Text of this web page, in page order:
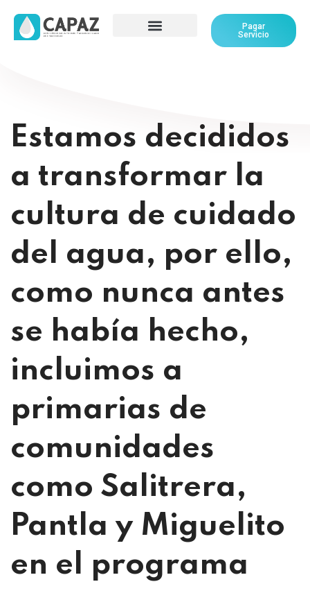
Pagar
Servicio
Estamos decididos
a transformar la
cultura de cuidado
del agua, por ello,
como nunca antes
se había hecho,
incluimos a
primarias de
comunidades
como Salitrera,
Pantla y Miguelito
en el programa